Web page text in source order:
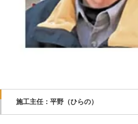
施工主任：平野（ひらの）